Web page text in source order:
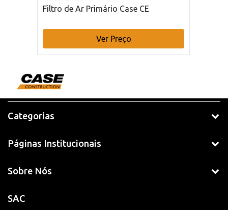
Filtro de Ar Primário Case CE
Ver Preço
Categorias
Páginas Institucionais
Sobre Nós
SAC